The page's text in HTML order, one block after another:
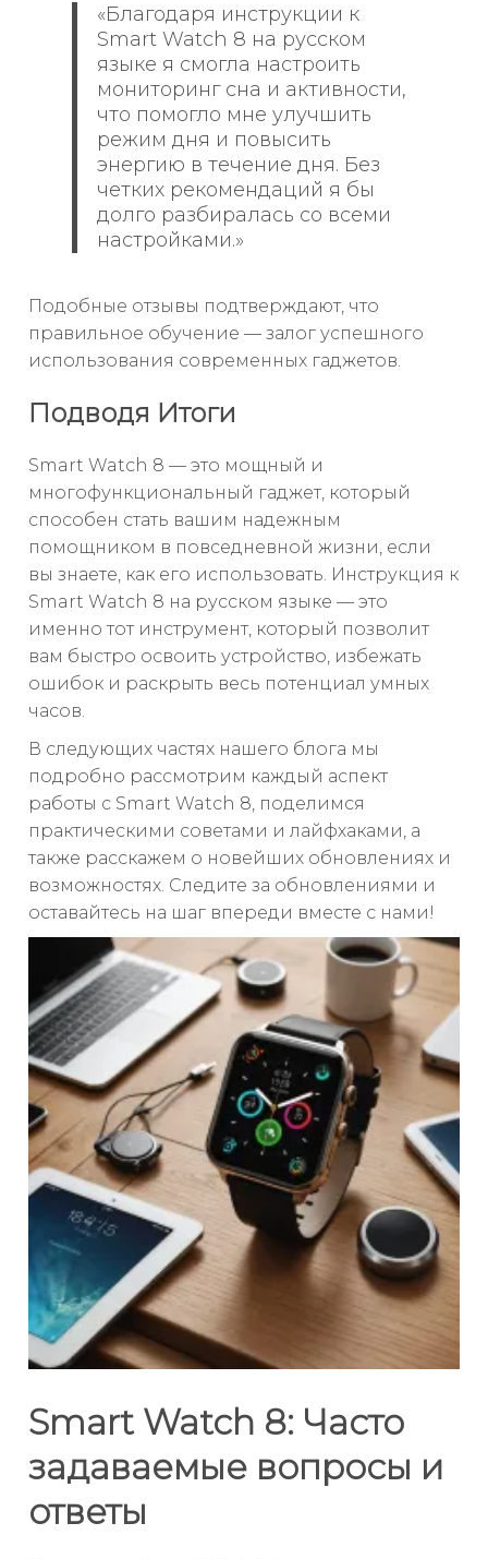
«Благодаря инструкции к
Smart Watch 8 на русском
языке я смогла настроить
мониторинг сна и активности,
что помогло мне улучшить
режим дня и повысить
энергию в течение дня. Без
четких рекомендаций я бы
долго разбиралась со всеми
настройками.»
Подобные отзывы подтверждают, что
правильное обучение — залог успешного
использования современных гаджетов.
Подводя Итоги
Smart Watch 8 — это мощный и
многофункциональный гаджет, который
способен стать вашим надежным
помощником в повседневной жизни, если
вы знаете, как его использовать. Инструкция к
Smart Watch 8 на русском языке — это
именно тот инструмент, который позволит
вам быстро освоить устройство, избежать
ошибок и раскрыть весь потенциал умных
часов.
В следующих частях нашего блога мы
подробно рассмотрим каждый аспект
работы с Smart Watch 8, поделимся
практическими советами и лайфхаками, а
также расскажем о новейших обновлениях и
возможностях. Следите за обновлениями и
оставайтесь на шаг впереди вместе с нами!
Smart Watch 8: Часто
задаваемые вопросы и
ответы